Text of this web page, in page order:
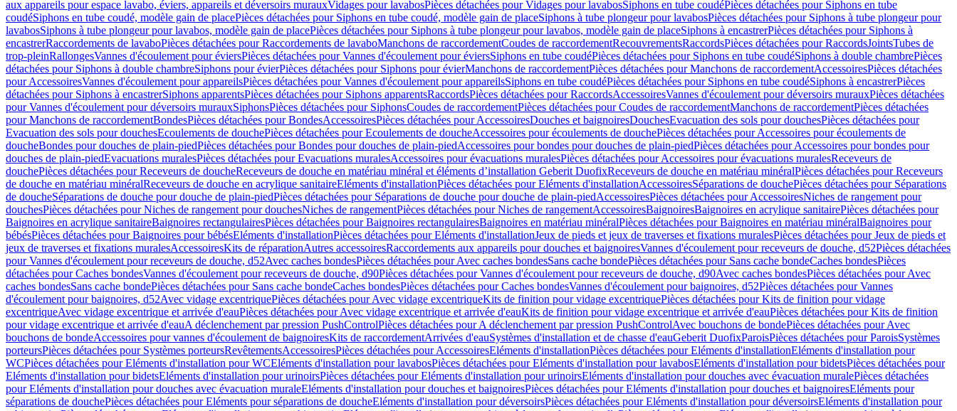
aux appareils pour espace lavabo, éviers, appareils et déversoirs murauxVidages pour lavabosPièces détachées pour Vidages pour lavabosSiphons en tube coudéPièces détachées pour Siphons en tube
coudéSiphons en tube coudé, modèle gain de placePièces détachées pour Siphons en tube coudé, modèle gain de placeSiphons à tube plongeur pour lavabosPièces détachées pour Siphons à tube plongeur pour
lavabosSiphons à tube plongeur pour lavabos, modèle gain de placePièces détachées pour Siphons à tube plongeur pour lavabos, modèle gain de placeSiphons à encastrerPièces détachées pour Siphons à
encastrerRaccordements de lavaboPièces détachées pour Raccordements de lavaboManchons de raccordementCoudes de raccordementRecouvrementsRaccordsPièces détachées pour RaccordsJointsTubes de
trop-pleinRallongesVannes d'écoulement pour éviersPièces détachées pour Vannes d'écoulement pour éviersSiphons en tube coudéPièces détachées pour Siphons en tube coudéSiphons à double chambrePièces
détachées pour Siphons à double chambreSiphons pour évierPièces détachées pour Siphons pour évierManchons de raccordementPièces détachées pour Manchons de raccordementAccessoiresPièces détachées
pour AccessoiresVannes d'écoulement pour appareilsPièces détachées pour Vannes d'écoulement pour appareilsSiphons en tube coudéPièces détachées pour Siphons en tube coudéSiphons à encastrerPièces
détachées pour Siphons à encastrerSiphons apparentsPièces détachées pour Siphons apparentsRaccordsPièces détachées pour RaccordsAccessoiresVannes d'écoulement pour déversoirs murauxPièces détachées
pour Vannes d'écoulement pour déversoirs murauxSiphonsPièces détachées pour SiphonsCoudes de raccordementPièces détachées pour Coudes de raccordementManchons de raccordementPièces détachées
pour Manchons de raccordementBondesPièces détachées pour BondesAccessoiresPièces détachées pour AccessoiresDouches et baignoiresDouchesEvacuation des sols pour douchesPièces détachées pour
Evacuation des sols pour douchesEcoulements de douchePièces détachées pour Ecoulements de doucheAccessoires pour écoulements de douchePièces détachées pour Accessoires pour écoulements de
doucheBondes pour douches de plain-piedPièces détachées pour Bondes pour douches de plain-piedAccessoires pour bondes pour douches de plain-piedPièces détachées pour Accessoires pour bondes pour
douches de plain-piedEvacuations muralesPièces détachées pour Evacuations muralesAccessoires pour évacuations muralesPièces détachées pour Accessoires pour évacuations muralesReceveurs de
douchePièces détachées pour Receveurs de doucheReceveurs de douche en matériau minéral et éléments d’installation Geberit DuofixReceveurs de douche en matériau minéralPièces détachées pour Receveurs
de douche en matériau minéralReceveurs de douche en acrylique sanitaireEléments d'installationPièces détachées pour Eléments d'installationAccessoiresSéparations de douchePièces détachées pour Séparations
de doucheSéparations de douche pour douche de plain-piedPièces détachées pour Séparations de douche pour douche de plain-piedAccessoiresPièces détachées pour AccessoiresNiches de rangement pour
douchesPièces détachées pour Niches de rangement pour douchesNiches de rangementPièces détachées pour Niches de rangementAccessoiresBaignoiresBaignoires en acrylique sanitairePièces détachées pour
Baignoires en acrylique sanitaireBaignoires rectangulairesPièces détachées pour Baignoires rectangulairesBaignoires en matériau minéralPièces détachées pour Baignoires en matériau minéralBaignoires pour
bébésPièces détachées pour Baignoires pour bébésEléments d'installationPièces détachées pour Eléments d'installationJeux de pieds et jeux de traverses et fixations muralesPièces détachées pour Jeux de pieds et
jeux de traverses et fixations muralesAccessoiresKits de réparationAutres accessoiresRaccordements aux appareils pour douches et baignoiresVannes d'écoulement pour receveurs de douche, d52Pièces détachées
pour Vannes d'écoulement pour receveurs de douche, d52Avec caches bondesPièces détachées pour Avec caches bondesSans cache bondePièces détachées pour Sans cache bondeCaches bondesPièces
détachées pour Caches bondesVannes d'écoulement pour receveurs de douche, d90Pièces détachées pour Vannes d'écoulement pour receveurs de douche, d90Avec caches bondesPièces détachées pour Avec
caches bondesSans cache bondePièces détachées pour Sans cache bondeCaches bondesPièces détachées pour Caches bondesVannes d'écoulement pour baignoires, d52Pièces détachées pour Vannes
d'écoulement pour baignoires, d52Avec vidage excentriquePièces détachées pour Avec vidage excentriqueKits de finition pour vidage excentriquePièces détachées pour Kits de finition pour vidage
excentriqueAvec vidage excentrique et arrivée d'eauPièces détachées pour Avec vidage excentrique et arrivée d'eauKits de finition pour vidage excentrique et arrivée d'eauPièces détachées pour Kits de finition
pour vidage excentrique et arrivée d'eauA déclenchement par pression PushControlPièces détachées pour A déclenchement par pression PushControlAvec bouchons de bondePièces détachées pour Avec
bouchons de bondeAccessoires pour vannes d'écoulement de baignoiresKits de raccordementArrivées d'eauSystèmes d'installation et de chasse d'eauGeberit DuofixParoisPièces détachées pour ParoisSystèmes
porteursPièces détachées pour Systèmes porteursRevêtementsAccessoiresPièces détachées pour AccessoiresEléments d'installationPièces détachées pour Eléments d'installationEléments d'installation pour
WCPièces détachées pour Eléments d'installation pour WCEléments d'installation pour lavabosPièces détachées pour Eléments d'installation pour lavabosEléments d'installation pour bidetsPièces détachées pour
Eléments d'installation pour bidetsEléments d'installation pour urinoirsPièces détachées pour Eléments d'installation pour urinoirsEléments d'installation pour douches avec évacuation muralePièces détachées
pour Eléments d'installation pour douches avec évacuation muraleEléments d'installation pour douches et baignoiresPièces détachées pour Eléments d'installation pour douches et baignoiresEléments pour
séparations de douchePièces détachées pour Eléments pour séparations de doucheEléments d'installation pour déversoirsPièces détachées pour Eléments d'installation pour déversoirsEléments d'installation pour